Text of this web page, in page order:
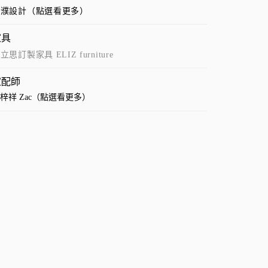
設計（點選看更多）
思訂製家具 ELIZ furniture
師
祥 Zac（點選看更多）